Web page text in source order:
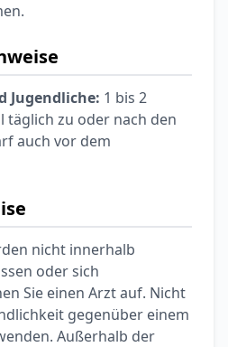
Jugendliche: 1 bis 2
täglich zu oder nach den
auch vor dem
nicht innerhalb
oder sich
Sie einen Arzt auf. Nicht
gegenüber einem
Außerhalb der